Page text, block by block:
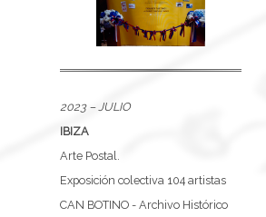
2023 – JULIO
IBIZA
Arte Postal.
Exposición colectiva 104 artistas
CAN BOTINO - Archivo Histórico